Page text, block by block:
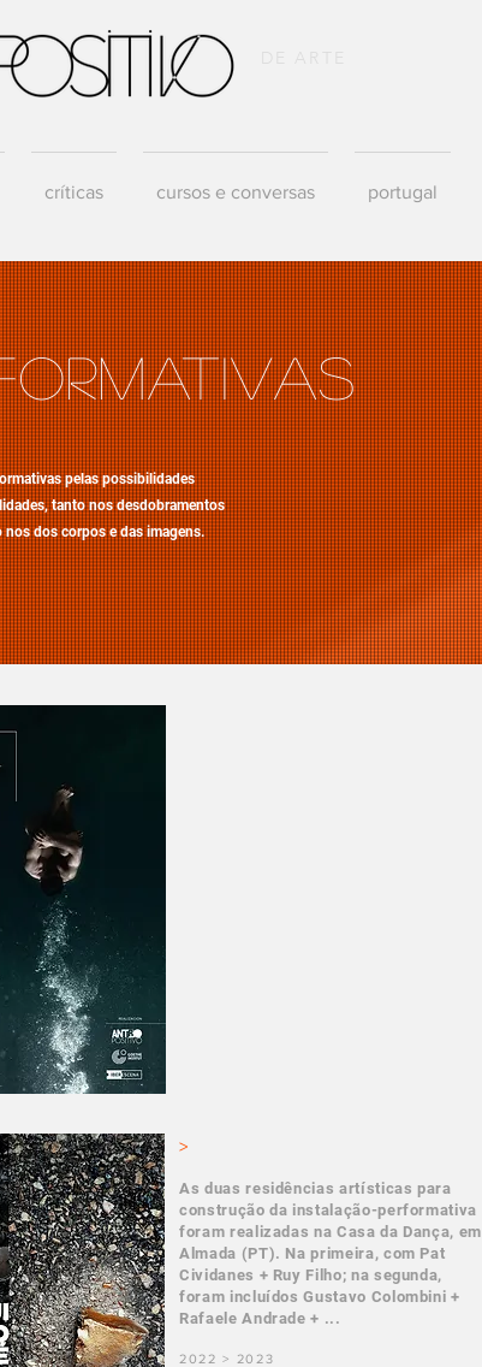
críticas cursos e conversas portugal
pelas possibilidades
tanto nos desdobramentos
dos corpos e das imagens.
>
As duas residências artísticas para
construção da instalação-performativa
foram realizadas na Casa da Dança, em
Almada (PT). Na primeira, com Pat
Cividanes + Ruy Filho; na segunda,
foram incluídos Gustavo Colombini +
Rafaele Andrade + ...
2022 > 2023